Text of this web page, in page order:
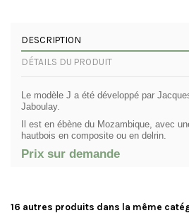
DESCRIPTION
DÉTAILS DU PRODUIT
Le modèle J a été développé par
Jaboulay.
Il est en ébène du Mozambique, avec
hautbois en composite ou en delrin.
Prix sur demande
16 autres produits dans la même